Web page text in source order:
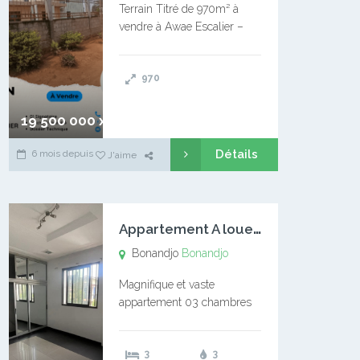
19 500 000 xaf
Terrain Titré de 970m² à
vendre à Awae Escalier –
l’Université Catholique –
970
6 mois depuis J'aime Détails
A
ppartement A louer Bonandjo
Bonandjo Bonandjo
Magnifique et vaste
appartement 03 chambres
douches 01 vaste salon 01
3
3